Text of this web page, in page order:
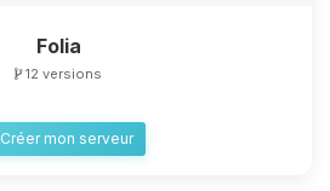
Folia
12 versions
Créer mon serveur